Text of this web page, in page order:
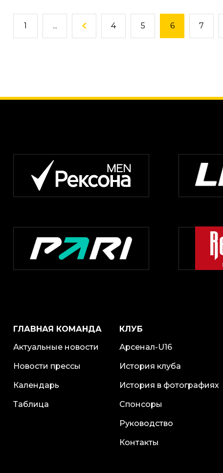
1 ... 4 5 6 7
ГЛАВНАЯ КОМАНДА
Актуальные новости
Новости прессы
Календарь
Таблица
КЛУБ
Арсенал-U16
История клуба
История в фотографиях
Спонсоры
Руководство
Контакты